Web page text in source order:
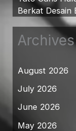
Berkat Desain
Archives
August 2026
July 2026
June 2026
May 2026